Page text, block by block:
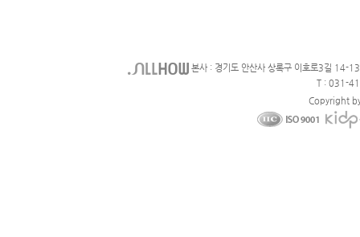
본사 : 경기도 안산사 상록구 이호로3길 14-
T : 031-
Copyright